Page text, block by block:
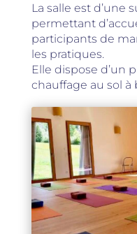
La salle est d’une
permettant
participants de
les pratiques.
Elle dispose d’un
chauffage au sol à